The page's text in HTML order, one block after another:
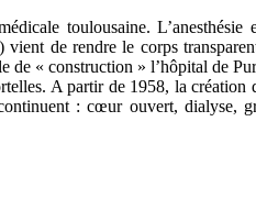
toulousaine. L’anesthésie
de rendre le corps
« construction » l’hôpital de
A partir de 1958, la
: cœur ouvert, dialyse,